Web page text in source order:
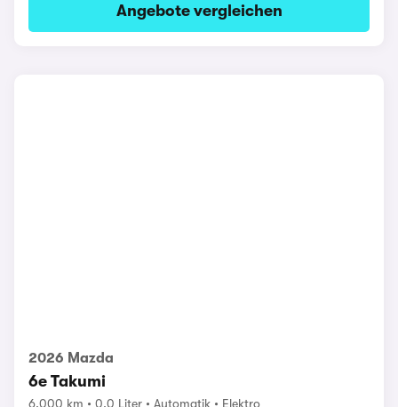
Angebote vergleichen
2026 Mazda
6e Takumi
6.000 km 0.0 Liter Automatik Elektro